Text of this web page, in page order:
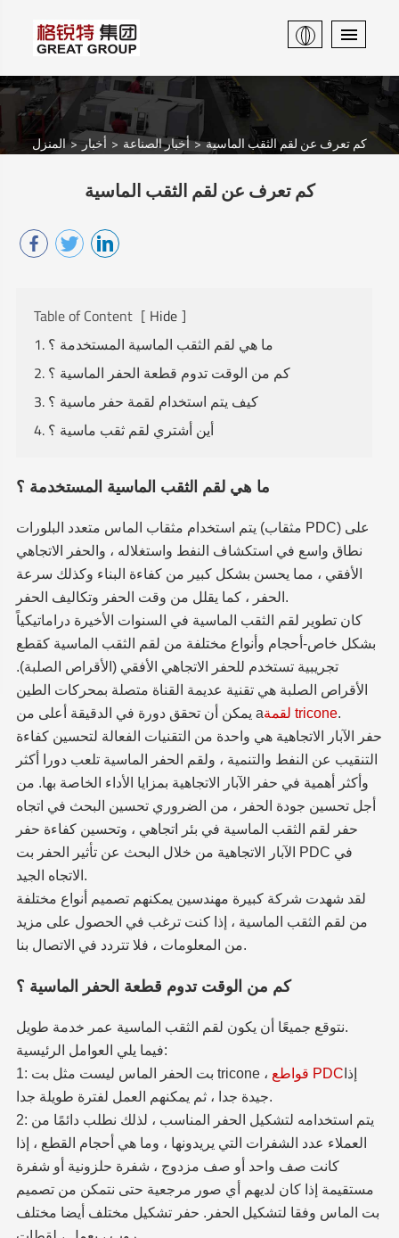
المنزل أخبار أخبار الصناعة كم تعرف عن لقم الثقب الماسية
كم تعرف عن لقم الثقب الماسية
Table of Content [ Hide ]
1. ما هي لقم الثقب الماسية المستخدمة ؟
2. كم من الوقت تدوم قطعة الحفر الماسية ؟
3. كيف يتم استخدام لقمة حفر ماسية ؟
4. أين أشتري لقم ثقب ماسية ؟
ما هي لقم الثقب الماسية المستخدمة ؟
يتم استخدام مثقاب الماس متعدد البلورات (مثقاب PDC) على
نطاق واسع في استكشاف النفط واستغلاله ، والحفر الاتجاهي
الأفقي ، مما يحسن بشكل كبير من كفاءة البناء وكذلك سرعة
الحفر ، كما يقلل من وقت الحفر وتكاليف الحفر.
كان تطوير لقم الثقب الماسية في السنوات الأخيرة دراماتيكياً
بشكل خاص-أحجام وأنواع مختلفة من لقم الثقب الماسية كقطع
تجريبية تستخدم للحفر الاتجاهي الأفقي (الأقراص الصلبة).
الأقراص الصلبة هي تقنية عديمة القناة متصلة بمحركات الطين
يمكن أن تحقق دورة في الدقيقة أعلى من a
لقمة tricone.
حفر الآبار الاتجاهية هي واحدة من التقنيات الفعالة لتحسين كفاءة
التنقيب عن النفط والتنمية ، ولقم الحفر الماسية تلعب دورا أكثر
وأكثر أهمية في حفر الآبار الاتجاهية بمزايا الأداء الخاصة بها. من
أجل تحسين جودة الحفر ، من الضروري تحسين البحث في اتجاه
حفر لقم الثقب الماسية في بئر اتجاهي ، وتحسين كفاءة حفر
الآبار الاتجاهية من خلال البحث عن تأثير الحفر بت PDC في
الاتجاه الجيد.
لقد شهدت شركة كبيرة مهندسين يمكنهم تصميم أنواع مختلفة
من لقم الثقب الماسية ، إذا كنت ترغب في الحصول على مزيد
من المعلومات ، فلا تتردد في الاتصال بنا.
كم من الوقت تدوم قطعة الحفر الماسية ؟
نتوقع جميعًا أن يكون لقم الثقب الماسية عمر خدمة طويل.
فيما يلي العوامل الرئيسية:
1: بت الحفر الماس ليست مثل بت tricone ، إذا قواطع PDC
جيدة جدا ، ثم يمكنهم العمل لفترة طويلة جدا.
2: يتم استخدامه لتشكيل الحفر المناسب ، لذلك نطلب دائمًا من
العملاء عدد الشفرات التي يريدونها ، وما هي أحجام القطع ، إذا
كانت صف واحد أو صف مزدوج ، شفرة حلزونية أو شفرة
مستقيمة إذا كان لديهم أي صور مرجعية حتى نتمكن من تصميم
بت الماس وفقا لتشكيل الحفر. حفر تشكيل مختلف أيضا مختلف